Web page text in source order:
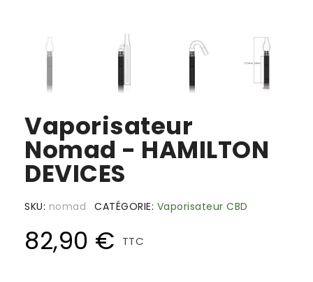
Vaporisateur
Nomad - HAMILTON
DEVICES
SKU nomad CATÉGORIE Vaporisateur CBD
82,90 € TTC